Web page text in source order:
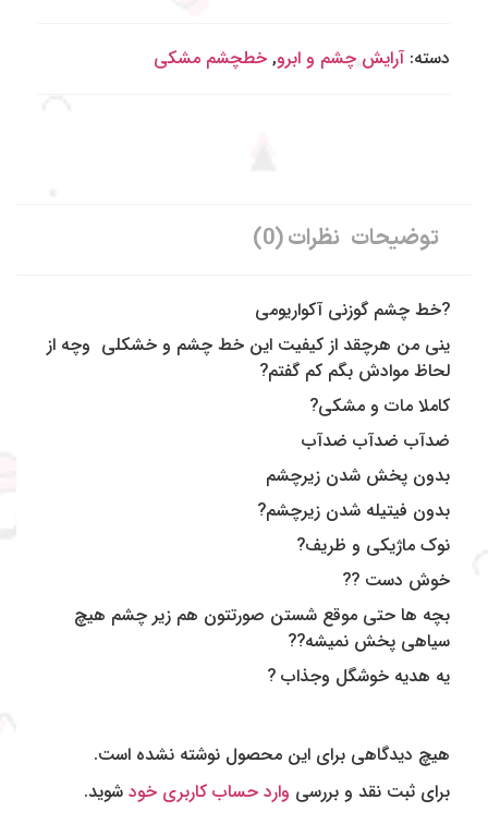
دسته: آرایش چشم و‌ ابرو, خطچشم مشکی
توضیحات نظرات (0)
?خط چشم گوزنی آکواریومی
ینی من هرچقد از کیفیت این خط چشم و خشکلی وچه از
لحاظ موادش بگم کم گفتم?
کاملا مات و مشکی?
ضدآب ضدآب ضدآب
بدون پخش شدن زیرچشم
بدون فیتیله شدن زیرچشم?
نوک ماژیکی و ظریف?
خوش دست ??
بچه ها حتی موقع شستن صورتتون هم زیر چشم هیچ
سیاهی پخش نمیشه??
یه هدیه خوشگل وجذاب ?
هیچ دیدگاهی برای این محصول نوشته نشده است.
برای ثبت نقد و بررسی وارد حساب کاربری خود شوید.